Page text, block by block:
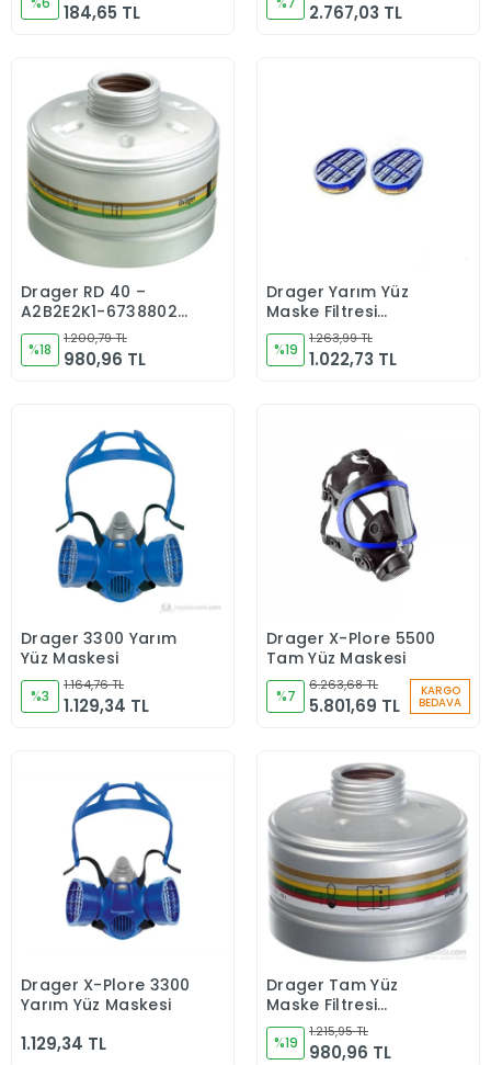
184,65 TL 67388012.767,03 TL
Sepete Ekle
Drager RD 40 –
A2B2E2K1-6738802
Filtre
%18
1.200,79 TL
980,96 TL
Sepete Ekle
Drager Yarım Yüz
Maske Filtresi
A1b1e1k1 6738816
%19
1.263,99 TL
1.022,73 TL
Sepete Ekle
Drager 3300 Yarım
Yüz Maskesi
%3
1.164,76 TL
1.129,34 TL
Sepete Ekle
Drager X-Plore 5500
Tam Yüz Maskesi
%7
6.263,68 TL
5.801,69 TL
KARGO
BEDAVA
Sepete Ekle
Drager X-Plore 3300
Yarım Yüz Maskesi
1.129,34 TL
Sepete Ekle
Drager Tam Yüz
Maske Filtresi
A2b2e2k1 6738802
%19
1.215,95 TL
980,96 TL